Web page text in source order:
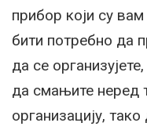
прибор који су
бити потребно да
да се
да смањите неред
организацију,